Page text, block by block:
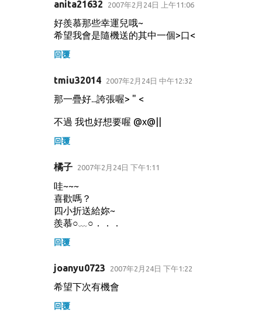
anita21632 2007年2月24日 上午11:06
好羨慕那些幸運兒哦~
希望我會是隨機送的其中一個>口<
回覆
tmiu32014 2007年2月24日 中午12:32
那一疊好...誇張喔> " <
不過 我也好想要喔 @x@||
回覆
橘子 2007年2月24日 下午1:11
哇~~~
喜歡嗎？
四小折送給妳~
羨慕○﹏○．．．
回覆
joanyu0723 2007年2月24日 下午1:22
希望下次有機會
回覆